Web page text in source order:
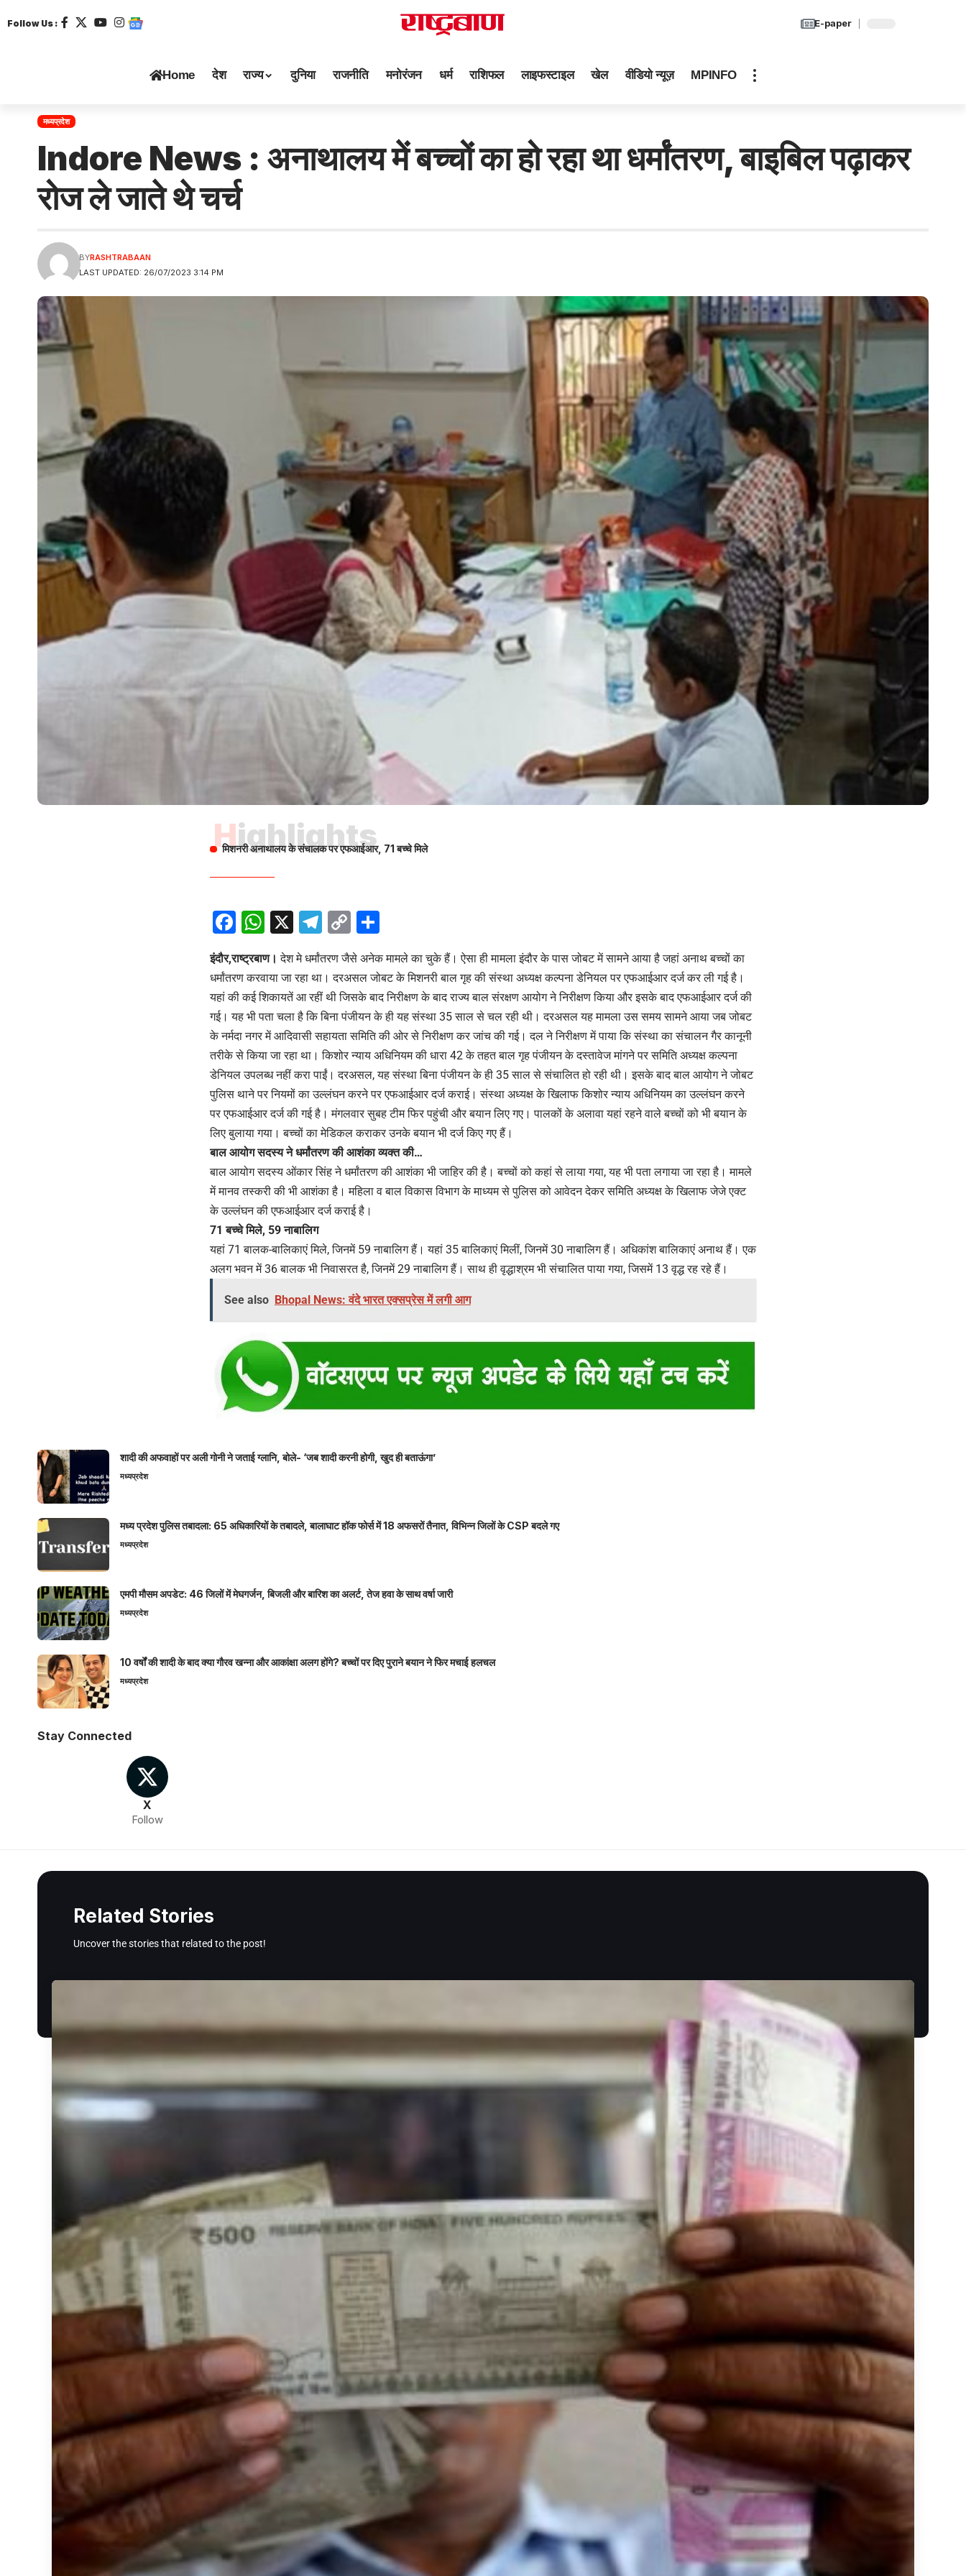
Follow Us : E-paper
Home देश राज्य दुनिया राजनीति मनोरंजन धर्म राशिफल लाइफस्टाइल खेल वीडियो न्यूज़ MPINFO
मध्यप्रदेश
Indore News : अनाथालय में बच्चों का हो रहा था धर्मांतरण, बाइबिल पढ़ाकर
रोज ले जाते थे चर्च
LAST UPDATED: 26/07/2023 3:14 PM
BYRASHTRABAAN
Highlights
मिशनरी अनाथालय के संचालक पर एफआईआर, 71 बच्चे मिले
Facebook
WhatsApp
X Telegram
Copy
Link
इंदौर,राष्ट्रबाण।देश मे धर्मांतरण जैसे अनेक मामले का चुके हैं। ऐसा ही मामला इंदौर के पास जोबट में सामने आया है जहां अनाथ बच्चों का
धर्मांतरण करवाया जा रहा था। दरअसल जोबट के मिशनरी बाल गृह की संस्था अध्यक्ष कल्पना डेनियल पर एफआईआर दर्ज कर ली गई है।
यहां की कई शिकायतें आ रहीं थी जिसके बाद निरीक्षण के बाद राज्य बाल संरक्षण आयोग ने निरीक्षण किया और इसके बाद एफआईआर दर्ज की
गई। यह भी पता चला है कि बिना पंजीयन के ही यह संस्था 35 साल से चल रही थी। दरअसल यह मामला उस समय सामने आया जब जोबट
के नर्मदा नगर में आदिवासी सहायता समिति की ओर से निरीक्षण कर जांच की गई। दल ने निरीक्षण में पाया कि संस्था का संचालन गैर कानूनी
तरीके से किया जा रहा था। किशोर न्याय अधिनियम की धारा 42 के तहत बाल गृह पंजीयन के दस्तावेज मांगने पर समिति अध्यक्ष कल्पना
डेनियल उपलब्ध नहीं करा पाईं। दरअसल, यह संस्था बिना पंजीयन के ही 35 साल से संचालित हो रही थी। इसके बाद बाल आयोग ने जोबट
पुलिस थाने पर नियमों का उल्लंघन करने पर एफआईआर दर्ज कराई। संस्था अध्यक्ष के खिलाफ किशोर न्याय अधिनियम का उल्लंघन करने
पर एफआईआर दर्ज की गई है। मंगलवार सुबह टीम फिर पहुंची और बयान लिए गए। पालकों के अलावा यहां रहने वाले बच्चों को भी बयान के
लिए बुलाया गया। बच्चों का मेडिकल कराकर उनके बयान भी दर्ज किए गए हैं।
बाल आयोग सदस्य ने धर्मांतरण की आशंका व्यक्त की…
बाल आयोग सदस्य ओंकार सिंह ने धर्मांतरण की आशंका भी जाहिर की है। बच्चों को कहां से लाया गया, यह भी पता लगाया जा रहा है। मामले
में मानव तस्करी की भी आशंका है। महिला व बाल विकास विभाग के माध्यम से पुलिस को आवेदन देकर समिति अध्यक्ष के खिलाफ जेजे एक्ट
के उल्लंघन की एफआईआर दर्ज कराई है।
71 बच्चे मिले, 59 नाबालिग
यहां 71 बालक-बालिकाएं मिले, जिनमें 59 नाबालिग हैं। यहां 35 बालिकाएं मिलीं, जिनमें 30 नाबालिग हैं। अधिकांश बालिकाएं अनाथ हैं। एक
अलग भवन में 36 बालक भी निवासरत है, जिनमें 29 नाबालिग हैं। साथ ही वृद्धाश्रम भी संचालित पाया गया, जिसमें 13 वृद्ध रह रहे हैं।
See also Bhopal News: वंदे भारत एक्सप्रेस में लगी आग
शादी की अफवाहों पर अली गोनी ने जताई ग्लानि, बोले- ‘जब शादी करनी होगी, खुद ही बताऊंगा’
मध्यप्रदेश
मध्य प्रदेश पुलिस तबादला: 65 अधिकारियों के तबादले, बालाघाट हॉक फोर्स में 18 अफसरों तैनात, विभिन्न जिलों के CSP बदले गए
मध्यप्रदेश
एमपी मौसम अपडेट: 46 जिलों में मेघगर्जन, बिजली और बारिश का अलर्ट, तेज हवा के साथ वर्षा जारी
मध्यप्रदेश
10 वर्षों की शादी के बाद क्या गौरव खन्ना और आकांक्षा अलग होंगे? बच्चों पर दिए पुराने बयान ने फिर मचाई हलचल
मध्यप्रदेश
Stay Connected
X
Follow
Related Stories
Uncover the stories that related to the post!